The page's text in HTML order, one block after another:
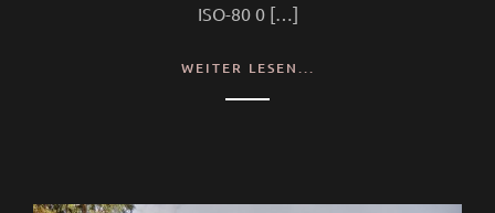
ISO-80 0 […]
WEITER LESEN...